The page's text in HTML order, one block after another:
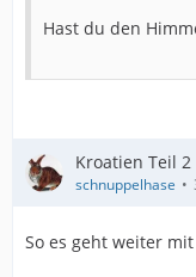
Hast du den
Kroatien Teil 2
schnuppelhase
So es geht weiter